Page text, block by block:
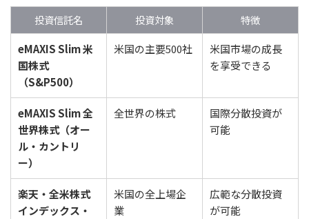
投資信託名 投資対象
特徴
eMAXIS Slim 米
国株式
（S&P500）
米国の主要500社
米国市場の成長
を享受できる
eMAXIS Slim 全
世界株式（オー
ル・カントリ
ー）
全世界の株式
国際分散投資が
可能
楽天・全米株式
インデックス・
米国の全上場企
業
広範な分散投資
が可能